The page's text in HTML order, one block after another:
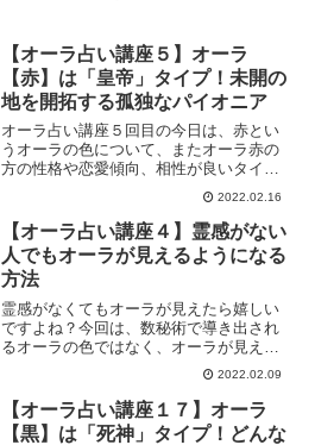
【オーラ占い講座５】オーラ
【赤】は「皇帝」タイプ！未開の
地を開拓する孤独なパイオニア
オーラ占い講座５回目の今日は、赤とい
うオーラの色について、またオーラ赤の
方の性格や恋愛傾向、相性が良いタイ
プ、悪いタイプ、ラッキーアクションに
2022.02.16
【オーラ占い講座４】霊感がない
人でもオーラが見えるようになる
方法
霊感がなくてもオーラが見えたら嬉しい
ですよね？今回は、数秘術で導き出され
るオーラの色ではなく、オーラが見える
ようになる方法についてご紹介していき
2022.02.09
【オーラ占い講座１７】オーラ
【黒】は「死神」タイプ！どんな